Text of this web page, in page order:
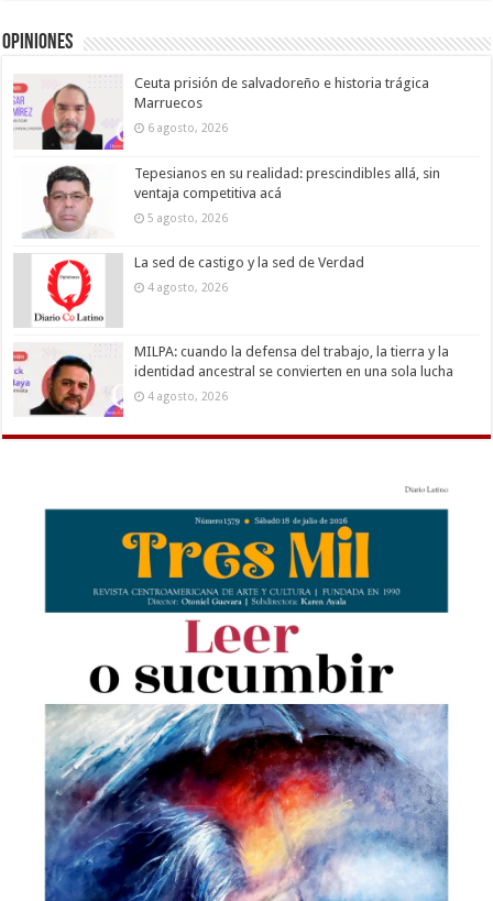
Opiniones
Ceuta prisión de salvadoreño e historia trágica
Marruecos
6 agosto, 2026
Tepesianos en su realidad: prescindibles allá, sin
ventaja competitiva acá
5 agosto, 2026
La sed de castigo y la sed de Verdad
4 agosto, 2026
MILPA: cuando la defensa del trabajo, la tierra y la
identidad ancestral se convierten en una sola lucha
4 agosto, 2026